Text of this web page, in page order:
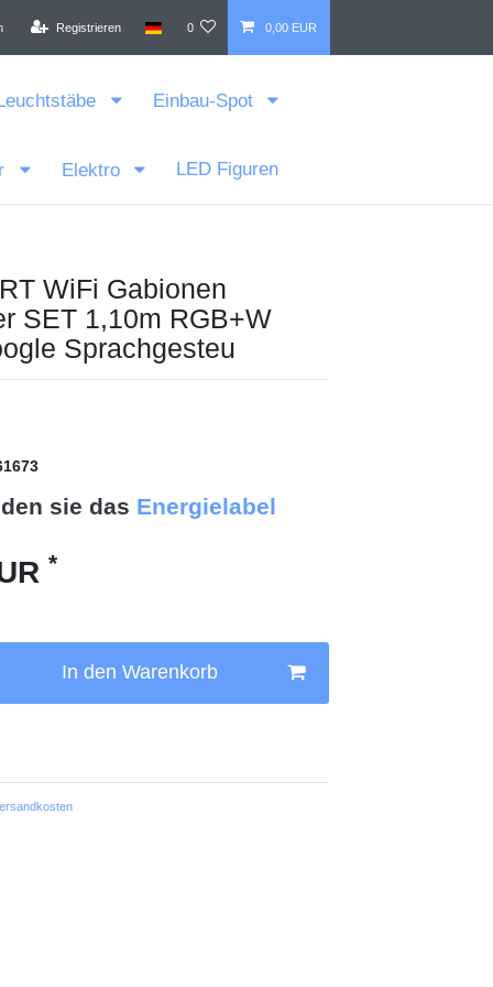
Registrieren 0 0,00 EUR
Leuchtstäbe Einbau-Spot
Elektro LED Figuren
WiFi Gabionen
SET 1,10m RGB+W
Sprachgesteu
sie das Energielabel
*
In den Warenkorb